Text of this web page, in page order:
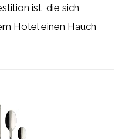
ist, die sich
Hotel einen Hauch